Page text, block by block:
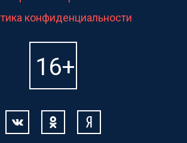
конфиденциальности